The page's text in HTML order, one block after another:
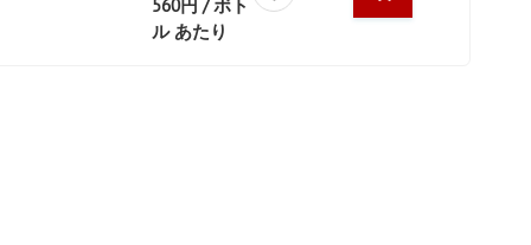
560円 / ボト
ル あたり